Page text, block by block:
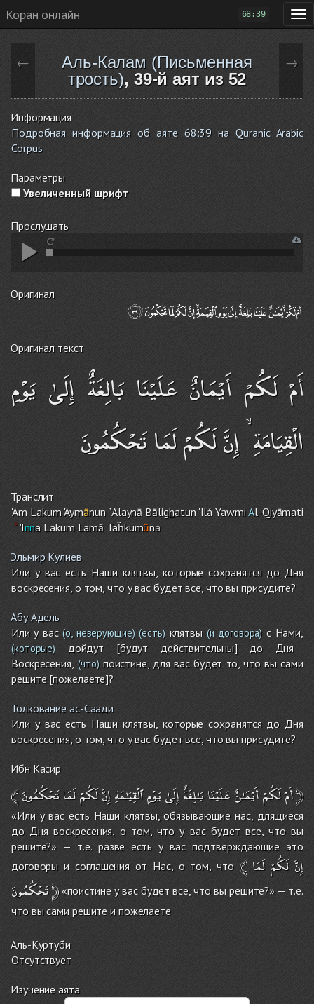
Коран онлайн 68:39
←
Аль-Калам (Письменная
трость), 39-й аят из 52
→
Информация
Подробная информация об аяте 68:39 на Quranic Arabic
Corpus
Параметры
Увеличенный шрифт
Прослушать
Оригинал
Оригинал текст
أَمْ لَكُمْ أَيْمَانٌ عَلَيْنَا بَالِغَةٌ إِلَىٰ يَوْمِ
الْقِيَامَةِ ۙ إِنَّ لَكُمْ لَمَا تَحْكُمُونَ
Транслит
'AmLakum'Aymānun `Alaynā Bālighatun 'Ilá YawmiAl-Qiyāmati
'Inna LakumLamā Taĥkumūna
Эльмир Кулиев
Или у вас есть Наши клятвы, которые сохранятся до Дня
воскресения, о том, что у вас будет все, что вы присудите?
Абу Адель
Или у вас(о, неверующие)(есть)клятвы(и договора) с Нами,
(которые) дойдут [будут действительны] до Дня
Воскресения, (что)поистине, для вас будет то, что вы сами
решите [пожелаете]?
Толкование ас-Саади
Или у вас есть Наши клятвы, которые сохранятся до Дня
воскресения, о том, что у вас будет все, что вы присудите?
Ибн Касир
﴾ أَمْلَكُمْأَيْمَـٰنٌعَلَيْنَابَـٰلِغَةٌإِلَىٰيَوْمِٱلْقِيَـٰمَةِإِنَّلَكُمْلَمَاتَحْكُمُونَ ﴿
«Или у вас есть Наши клятвы, обязывающие нас, длящиеся
до Дня воскресения, о том, что у вас будет все, что вы
решите?» — т.е. разве есть у вас подтверждающие это
договоры и соглашения от Нас, о том, что ﴾ إِنَّ لَكُمْ لَمَا
تَحْكُمُونَ﴿«поистине у вас будет все, что вы решите?» — т.е.
что вы сами решите и пожелаете
Аль-Куртуби
Отсутствует
Изучение аята